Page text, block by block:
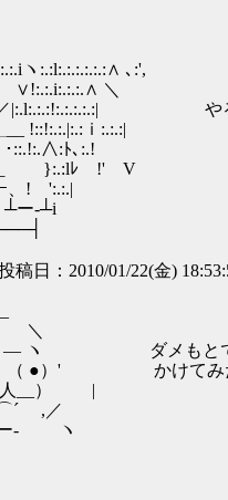
ヽ:.:l:.:.:.:.:.:∧ ､:',
∨!:.:.i:.:.:.∧ ＼
レ'／|:.l:.:.:!:.:.:.:.:| や
!::!:.:.|:.:ｉ:.:.:|
ﾄ､:.!
}:.:lﾚ !' V
! ':.:.|
‐┴i
稿日：2010/01/22(金)
とで良いから
かけてみたら
） |
／